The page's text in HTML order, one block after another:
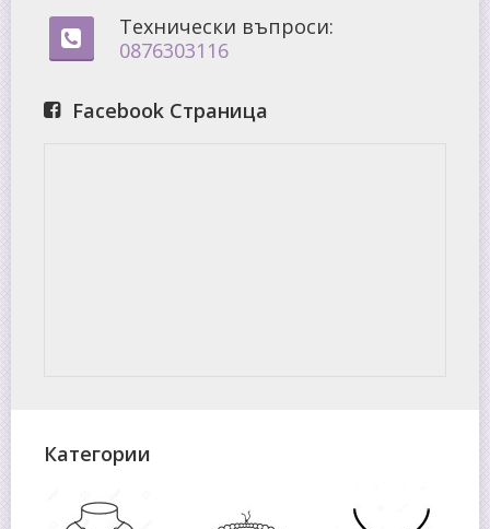
Технически въпроси:
0876303116
Facebook Страница
Категории